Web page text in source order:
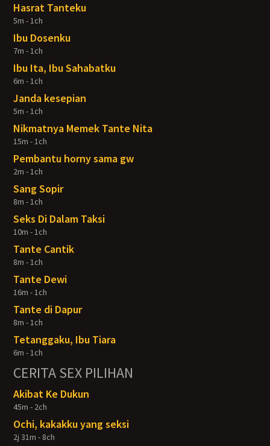
Hasrat Tanteku
5m - 1ch
Ibu Dosenku
7m - 1ch
Ibu Ita, Ibu Sahabatku
6m - 1ch
Janda kesepian
5m - 1ch
Nikmatnya Memek Tante Nita
15m - 1ch
Pembantu horny sama gw
2m - 1ch
Sang Sopir
8m - 1ch
Seks Di Dalam Taksi
10m - 1ch
Tante Cantik
8m - 1ch
Tante Dewi
16m - 1ch
Tante di Dapur
8m - 1ch
Tetanggaku, Ibu Tiara
6m - 1ch
CERITA SEX PILIHAN
Akibat Ke Dukun
45m - 2ch
Ochi, kakakku yang seksi
2j 31m - 8ch